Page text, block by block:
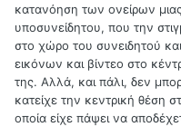
κατανόηση των ονείρων
υποσυνείδητου, που την
στο χώρο του συνειδητού
εικόνων και βίντεο στο
της. Αλλά, και πάλι, δεν
κατείχε την κεντρική θέση
οποία είχε πάψει να